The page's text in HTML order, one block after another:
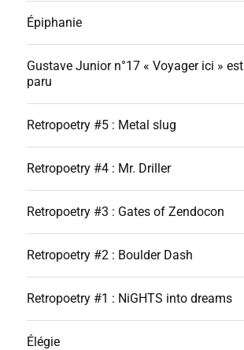
Épiphanie
Gustave Junior n°17 « Voyager ici » est
paru
Retropoetry #5 : Metal slug
Retropoetry #4 : Mr. Driller
Retropoetry #3 : Gates of Zendocon
Retropoetry #2 : Boulder Dash
Retropoetry #1 : NiGHTS into dreams
Élégie